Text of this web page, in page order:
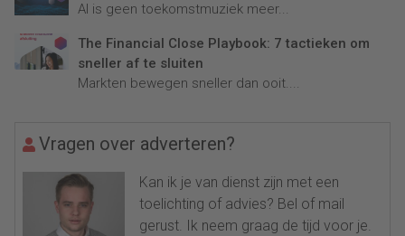
AI is geen toekomstmuziek meer...
The Financial Close Playbook: 7 tactieken om
sneller af te sluiten
Markten bewegen sneller dan ooit....
Vragen over adverteren?
Kan ik je van dienst zijn met een
toelichting of advies? Bel of mail
gerust. Ik neem graag de tijd voor je.